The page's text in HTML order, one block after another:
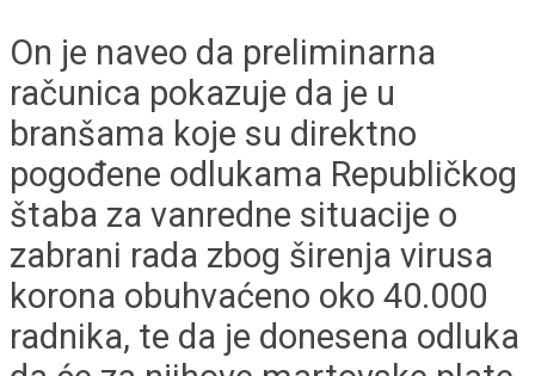
On je naveo da preliminarna
računica pokazuje da je u
branšama koje su direktno
pogođene odlukama Republičkog
štaba za vanredne situacije o
zabrani rada zbog širenja virusa
korona obuhvaćeno oko 40.000
radnika, te da je donesena odluka